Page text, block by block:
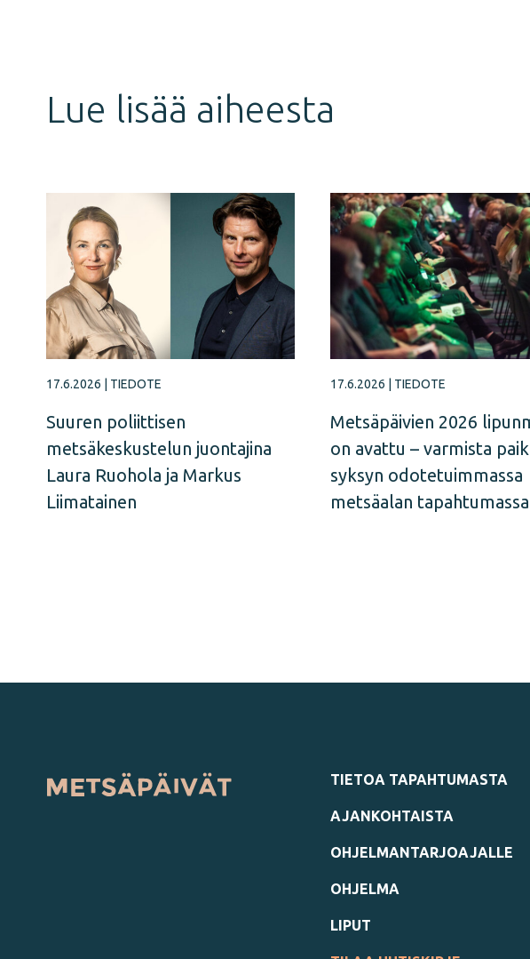
Lue lisää aiheesta
17.6.2026 TIEDOTE
Suuren poliittisen
metsäkeskustelun juontajina
Laura Ruohola ja Markus
Liimatainen
17.6.2026 TIEDOTE
Metsäpäivien 2026
on avattu – varmista
syksyn odotetuimmassa
metsäalan tapahtumassa
TIETOA TAPAHTUMASTA
AJANKOHTAISTA
OHJELMANTARJOAJALLE
OHJELMA
LIPUT